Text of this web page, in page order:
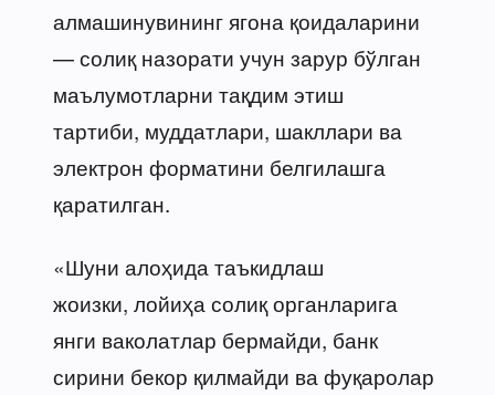
алмашинувининг ягона қоидаларини
— солиқ назорати учун зарур бўлган
маълумотларни тақдим этиш
тартиби, муддатлари, шакллари ва
электрон форматини белгилашга
қаратилган.
«Шуни алоҳида таъкидлаш
жоизки, лойиҳа солиқ органларига
янги ваколатлар бермайди, банк
сирини бекор қилмайди ва фуқаролар